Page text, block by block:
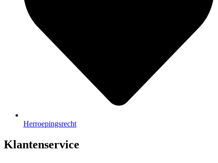
Herroepingsrecht
Klantenservice